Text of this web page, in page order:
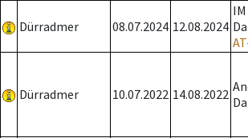
Dürradmer 08.07.2024 12.08.2024
Dürradmer 10.07.2022 14.08.2022